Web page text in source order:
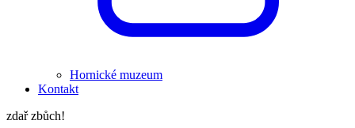
Hornické muzeum
Kontakt
zdař zbůch!